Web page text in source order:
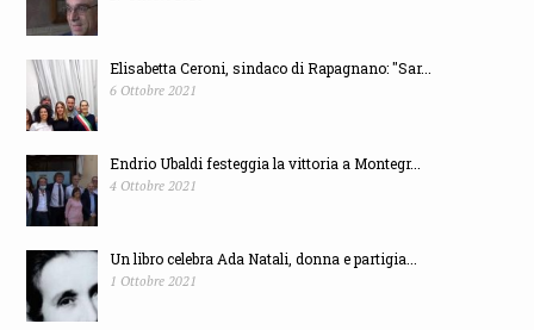
Elisabetta Ceroni, sindaco di Rapagnano: "Sar...
6 Ottobre 2021
Endrio Ubaldi festeggia la vittoria a Montegr...
4 Ottobre 2021
Un libro celebra Ada Natali, donna e partigia...
1 Ottobre 2021